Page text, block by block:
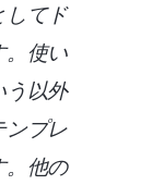
してド
。使い
う以外
ンプレ
。他の